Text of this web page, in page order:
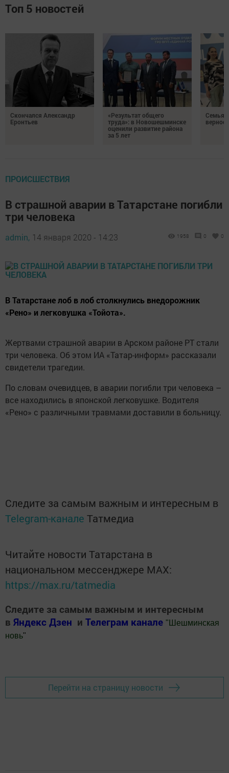
Топ 5 новостей
Скончался Александр
Еронтьев
«Результат общего
труда»: в Новошешминске
оценили развитие района
за 5 лет
Семья
ПРОИСШЕСТВИЯ
В страшной аварии в Татарстане погибли
три человека
admin, 14 января 2020 - 14:23 1958 0 0
В Татарстане лоб в лоб столкнулись внедорожник
«Рено» и легковушка «Тойота».
Жертвами страшной аварии в Арском районе РТ стали
три человека. Об этом ИА «Татар-информ» рассказали
свидетели трагедии.
По словам очевидцев, в аварии погибли три человека –
все находились в японской легковушке. Водителя
«Рено» с различными травмами доставили в больницу.
Следите за самым важным и интересным в
Telegram-канале Татмедиа
Читайте новости Татарстана в
национальном мессенджере MАХ:
https://max.ru/tatmedia
Следите за самым важным и интересным
в Яндекс Дзен и Телеграм канале " Шешминская
новь"
Перейти на страницу новости